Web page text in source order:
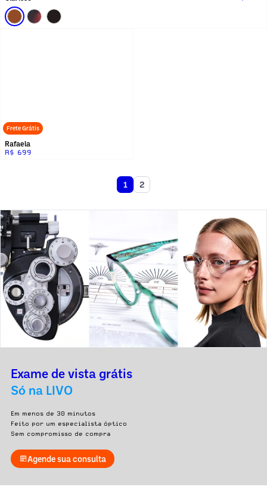
Frete Grátis
Rafaela
R$ 699
1 2
Exame de vista grátis
Só na LIVO
Em menos de 30 minutos
Feito por um especialista óptico
Sem compromisso de compra
Agende sua consulta